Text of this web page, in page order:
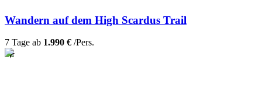
Wandern auf dem High Scardus Trail
7 Tage ab 1.990 € /Pers.